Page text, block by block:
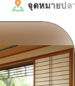
จุดหมายปล